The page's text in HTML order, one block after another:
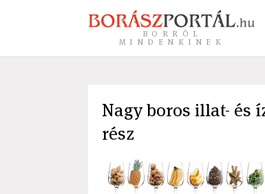
BORRÓL
MINDENKINEK
Nagy boros illat- és
rész